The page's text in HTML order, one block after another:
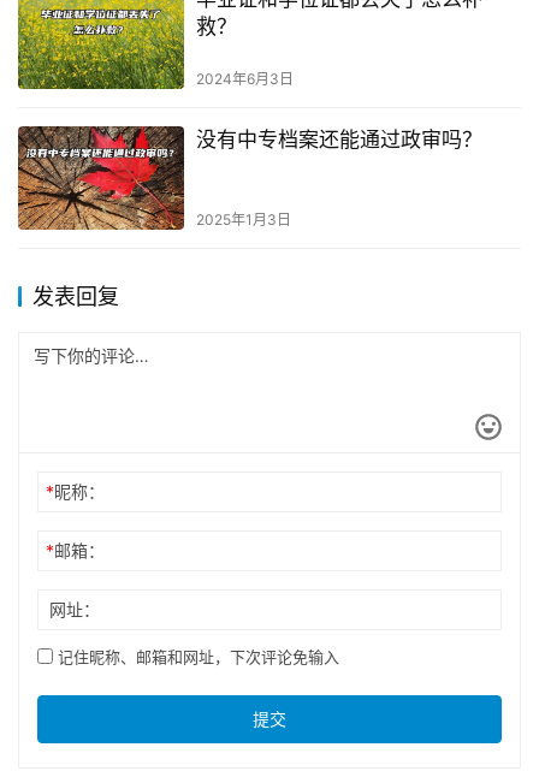
救？
2024年6月3日
没有中专档案还能通过政审吗？
2025年1月3日
发表回复
*昵称：
*邮箱：
网址：
记住昵称、邮箱和网址，下次评论免输入
提交